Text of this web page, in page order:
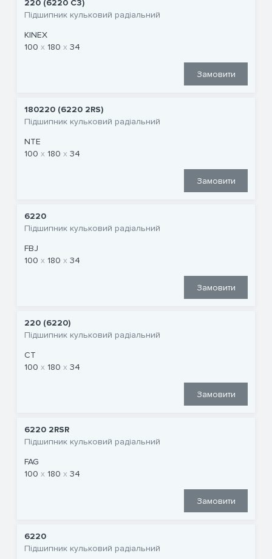
220 (6220 C3)
Підшипник кульковий радіальний
KINEX
100
180 34
Замовити
180220 (6220 2RS)
Підшипник кульковий радіальний
NTE
100
180 34
Замовити
6220
Підшипник кульковий радіальний
FBJ
100
180 34
Замовити
220 (6220)
Підшипник кульковий радіальний
CT
100
180 34
Замовити
6220 2RSR
Підшипник кульковий радіальний
FAG
100
180 34
Замовити
6220
Підшипник кульковий радіальний